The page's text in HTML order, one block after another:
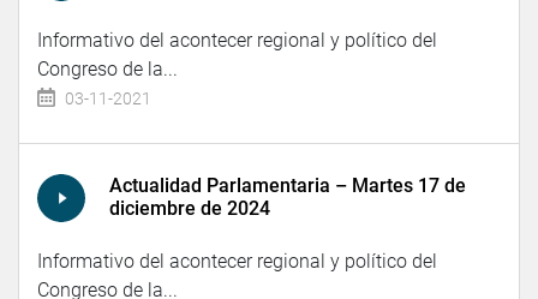
Informativo del acontecer regional y político del
Congreso de la...
03-11-2021
Actualidad Parlamentaria – Martes 17 de
diciembre de 2024
Informativo del acontecer regional y político del
Congreso de la...